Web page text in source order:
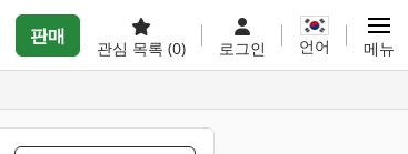
판매
관심 목록 (0) 로그인 언어 메뉴